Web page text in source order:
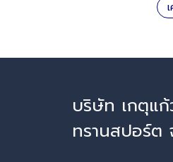
บริษัท เกตุแก้
ทรานสปอร์ต